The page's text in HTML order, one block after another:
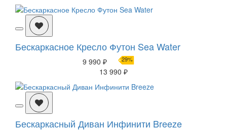
Бескаркасное Кресло Футон Sea Water
9 990 ₽ 29%
13 990 ₽
Бескаркасный Диван Инфинити Breeze